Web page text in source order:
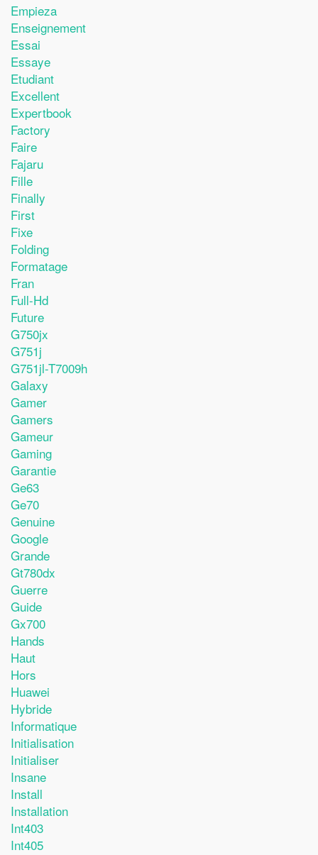
Empieza
Enseignement
Essai
Essaye
Etudiant
Excellent
Expertbook
Factory
Faire
Fajaru
Fille
Finally
First
Fixe
Folding
Formatage
Fran
Full-Hd
Future
G750jx
G751j
G751jl-T7009h
Galaxy
Gamer
Gamers
Gameur
Gaming
Garantie
Ge63
Ge70
Genuine
Google
Grande
Gt780dx
Guerre
Guide
Gx700
Hands
Haut
Hors
Huawei
Hybride
Informatique
Initialisation
Initialiser
Insane
Install
Installation
Int403
Int405